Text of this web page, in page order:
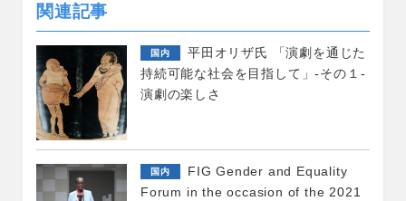
関連記事
国内
平田オリザ氏 「演劇を通じた
持続可能な社会を目指して」-その１-
演劇の楽しさ
国内
FIG Gender and Equality
Forum in the occasion of the 2021